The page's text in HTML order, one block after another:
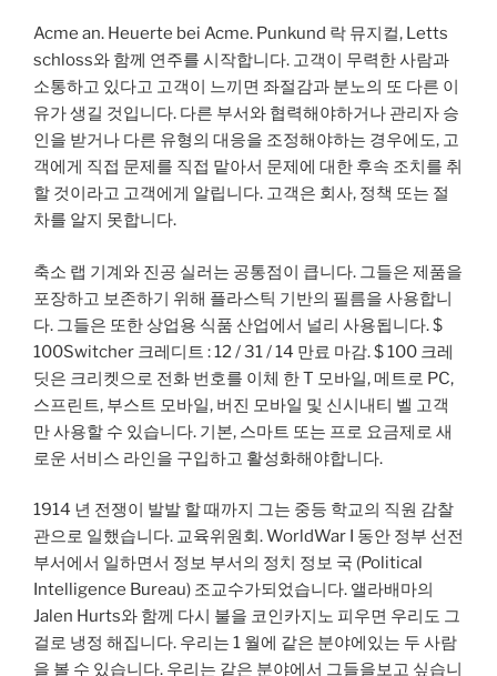
Acme an. Heuerte bei Acme. Punkund 락 뮤지컬, Letts
schloss와 함께 연주를 시작합니다. 고객이 무력한 사람과
소통하고 있다고 고객이 느끼면 좌절감과 분노의 또 다른 이
유가 생길 것입니다. 다른 부서와 협력해야하거나 관리자 승
인을 받거나 다른 유형의 대응을 조정해야하는 경우에도, 고
객에게 직접 문제를 직접 맡아서 문제에 대한 후속 조치를 취
할 것이라고 고객에게 알립니다. 고객은 회사, 정책 또는 절
차를 알지 못합니다.
축소 랩 기계와 진공 실러는 공통점이 큽니다. 그들은 제품을
포장하고 보존하기 위해 플라스틱 기반의 필름을 사용합니
다. 그들은 또한 상업용 식품 산업에서 널리 사용됩니다. $
100Switcher 크레디트 : 12 / 31 / 14 만료 마감. $ 100 크레
딧은 크리켓으로 전화 번호를 이체 한 T 모바일, 메트로 PC,
스프린트, 부스트 모바일, 버진 모바일 및 신시내티 벨 고객
만 사용할 수 있습니다. 기본, 스마트 또는 프로 요금제로 새
로운 서비스 라인을 구입하고 활성화해야합니다.
1914 년 전쟁이 발발 할 때까지 그는 중등 학교의 직원 감찰
관으로 일했습니다. 교육위원회. WorldWar I 동안 정부 선전
부서에서 일하면서 정보 부서의 정치 정보 국 (Political
Intelligence Bureau) 조교수가되었습니다. 앨라배마의
Jalen Hurts와 함께 다시 불을 코인카지노 피우면 우리도 그
걸로 냉정 해집니다. 우리는 1 월에 같은 분야에있는 두 사람
을 볼 수 있습니다. 우리는 같은 분야에서 그들을보고 싶습니